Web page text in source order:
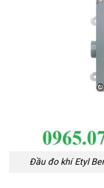
Đầu đo khí Etyl